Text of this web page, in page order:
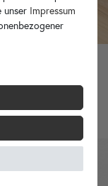
Hahnloch 60 cm
unser Impressum